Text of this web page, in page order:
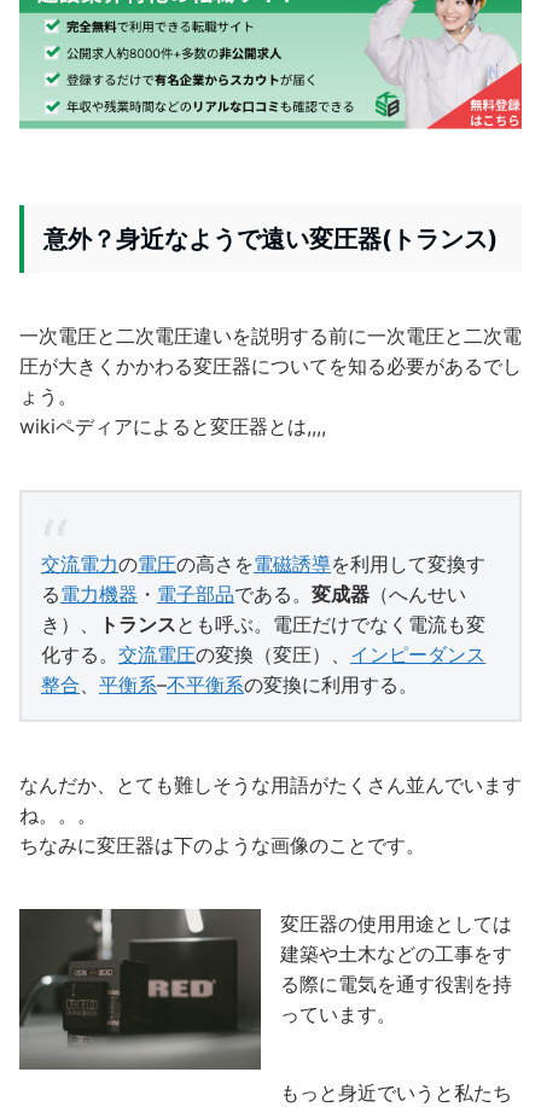
意外？身近なようで遠い変圧器(トランス)
一次電圧と二次電圧違いを説明する前に一次電圧と二次電
圧が大きくかかわる変圧器についてを知る必要があるでし
ょう。
wikiペディアによると変圧器とは,,,,
交流電力の電圧の高さを電磁誘導を利用して変換す
る電力機器 ・ 電子部品である。 変成器 （へんせい
き）、
トランスとも呼ぶ。電圧だけでなく電流も変
化する。 交流電圧の変換（変圧）、 インピーダンス
整合、 平衡系–不平衡系の変換に利用する。
なんだか、とても難しそうな用語がたくさん並んでいます
ね。。。
ちなみに変圧器は下のような画像のことです。
変圧器の使用用途としては
建築や土木などの工事をす
る際に電気を通す役割を持
っています。
もっと身近でいうと私たち